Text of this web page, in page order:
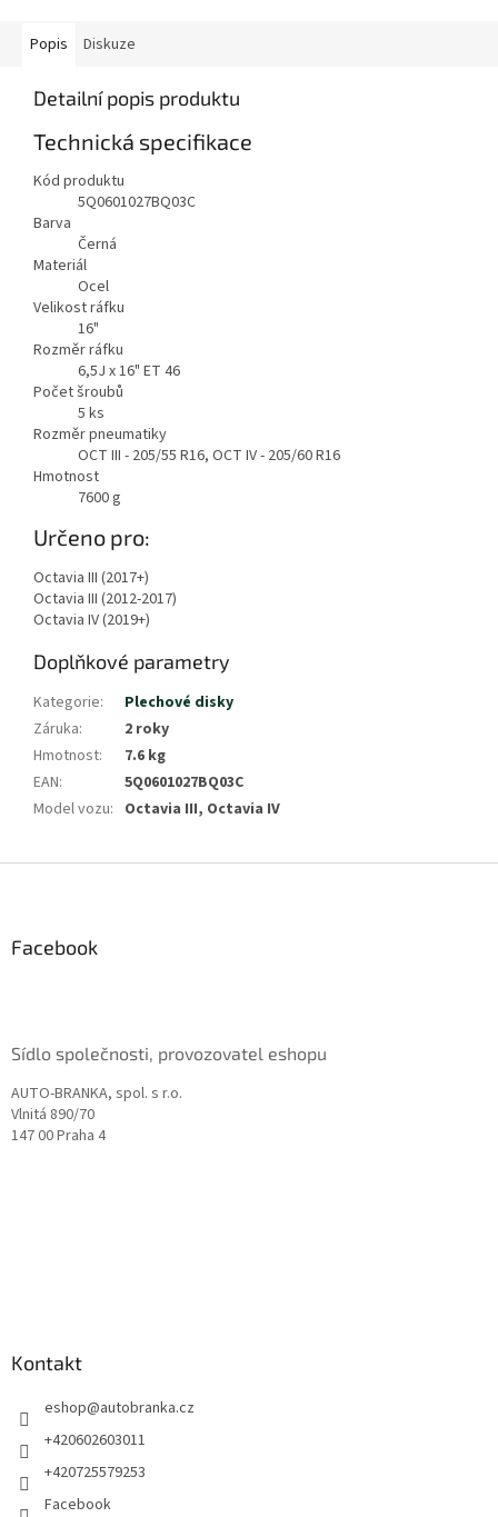
Popis Diskuze
Detailní popis produktu
Technická specifikace
Kód produktu
5Q0601027BQ03C
Barva
Černá
Materiál
Ocel
Velikost ráfku
16"
Rozměr ráfku
6,5J x 16" ET 46
Počet šroubů
5 ks
Rozměr pneumatiky
OCT III - 205/55 R16, OCT IV - 205/60 R16
Hmotnost
7600g
Určeno pro:
Octavia III (2017+)
Octavia III (2012-2017)
Octavia IV (2019+)
Doplňkové parametry
Kategorie:
Plechové disky
Záruka:
2 roky
Hmotnost:
7.6 kg
EAN:
5Q0601027BQ03C
Model vozu: Octavia III, Octavia IV
Facebook
Sídlo společnosti, provozovatel eshopu
AUTO-BRANKA, spol. s r.o.
Vlnitá 890/70
147 00 Praha 4
Kontakt
eshop@autobranka.cz
+420602603011
+420725579253
Facebook